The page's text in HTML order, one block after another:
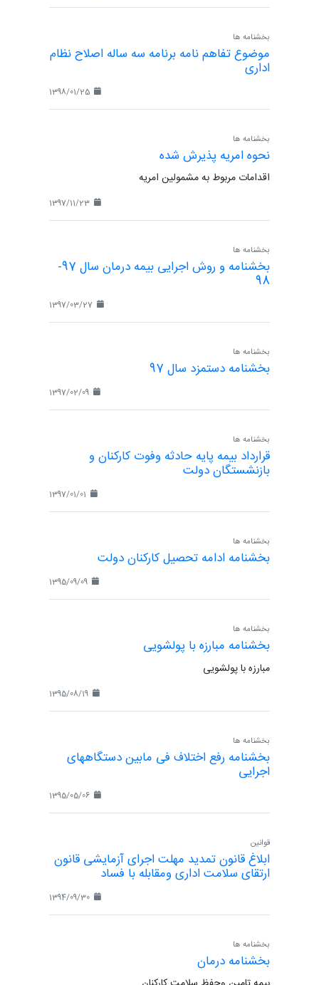
بخشنامه ها
موضوع تفاهم نامه برنامه سه ساله اصلاح نظام
اداری
بخشنامه ها
نحوه امریه پذیرش شده
اقدامات مربوط به مشمولین امریه
بخشنامه ها
بخشنامه و روش اجرایی بیمه درمان سال 97-
98
بخشنامه ها
بخشنامه دستمزد سال 97
بخشنامه ها
قرارداد بیمه پایه حادثه وفوت کارکنان و
بازنشستگان دولت
بخشنامه ها
بخشنامه ادامه تحصیل کارکنان دولت
بخشنامه ها
بخشنامه مبارزه با پولشویی
مبارزه با پولشویی
بخشنامه ها
بخشنامه رفع اختلاف فی مابین دستگاههای
اجرایی
قوانین
ابلاغ قانون تمدید مهلت اجرای آزمایشی قانون
ارتقای سلامت اداری ومقابله با فساد
بخشنامه ها
بخشنامه درمان